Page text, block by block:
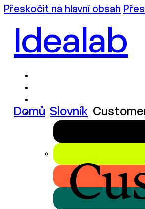
Přeskočit na hlavní obsah
Idealab
Domů Slovník